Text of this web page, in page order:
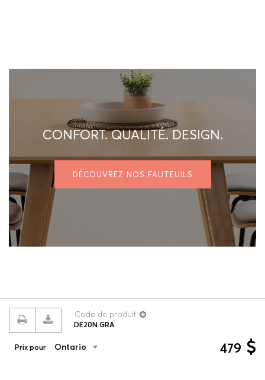
CONFORT. QUALITÉ. DESIGN.
DÉCOUVREZ NOS FAUTEUILS
© 2026 ROUILLARD Termes & conditions
Code de produit
DE20N GRA
Prix pour Ontario 479 $